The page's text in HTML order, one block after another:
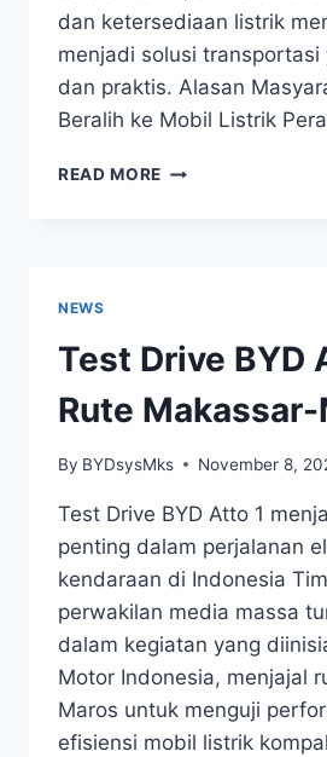
dan ketersediaan listrik
menjadi solusi transportasi
dan praktis. Alasan
Beralih ke Mobil Listrik
READ MORE
NEWS
Test Drive BYD
Rute
By BYDsysMks November 8,
Test Drive BYD Atto 1
penting dalam perjalanan
kendaraan di Indonesia
perwakilan media massa
dalam kegiatan yang
Motor Indonesia, menjajal
Maros untuk menguji
efisiensi mobil listrik